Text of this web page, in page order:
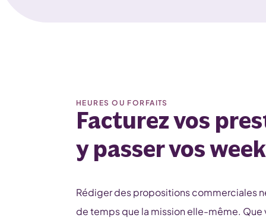
HEURES OU FORFAITS
Facturez vos
y passer vos
Rédiger des propositions commerciales
de temps que la mission elle-même. Que